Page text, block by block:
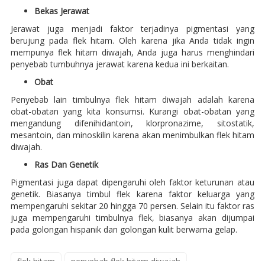
Bekas Jerawat
Jerawat juga menjadi faktor terjadinya pigmentasi yang
berujung pada flek hitam. Oleh karena jika Anda tidak ingin
mempunya flek hitam diwajah, Anda juga harus menghindari
penyebab tumbuhnya jerawat karena kedua ini berkaitan.
Obat
Penyebab lain timbulnya flek hitam diwajah adalah karena
obat-obatan yang kita konsumsi. Kurangi obat-obatan yang
mengandung difenihidantoin, klorpronazime, sitostatik,
mesantoin, dan minoskilin karena akan menimbulkan flek hitam
diwajah.
Ras Dan Genetik
Pigmentasi juga dapat dipengaruhi oleh faktor keturunan atau
genetik. Biasanya timbul flek karena faktor keluarga yang
mempengaruhi sekitar 20 hingga 70 persen. Selain itu faktor ras
juga mempengaruhi timbulnya flek, biasanya akan dijumpai
pada golongan hispanik dan golongan kulit berwarna gelap.